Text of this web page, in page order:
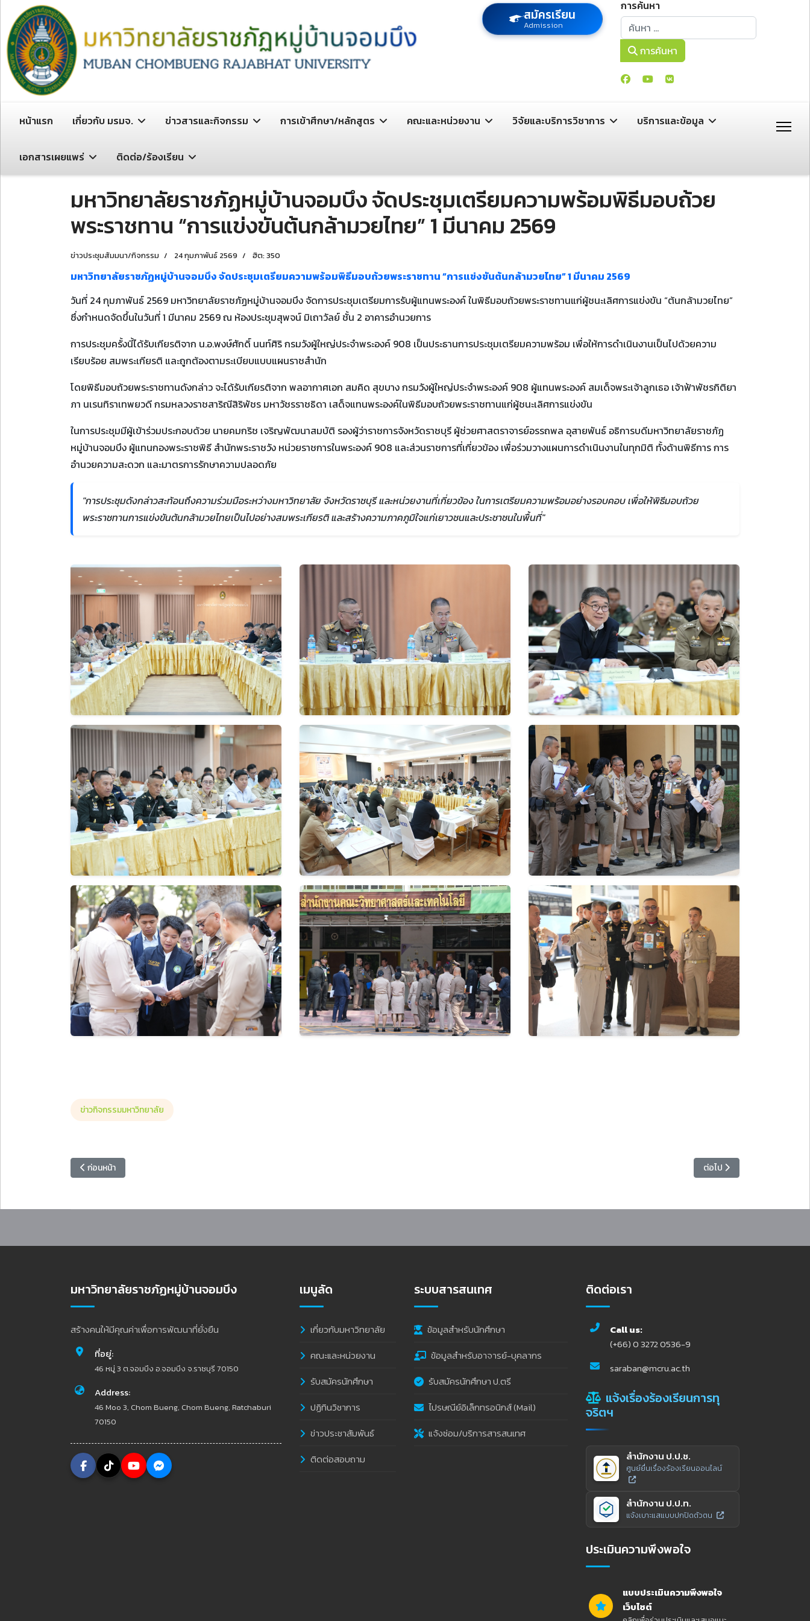
สมัครเรียน
Admission
การค้นหา
การค้นหา
การค้นหา
หน้าแรก เกี่ยวกับ มรมจ. ข่าวสารและกิจกรรม การเข้าศึกษา/หลักสูตร คณะและหน่วยงาน วิจัยและบริการวิชาการ บริการและข้อมูล
เอกสารเผยแพร่ ติดต่อ/ร้องเรียน
มหาวิทยาลัยราชภัฏหมู่บ้านจอมบึง จัดประชุมเตรียมความพร้อมพิธีมอบถ้วย
พระราชทาน “การแข่งขันต้นกล้ามวยไทย” 1 มีนาคม 2569
ข่าวประชุมสัมมนา/กิจกรรม 24 กุมภาพันธ์ 2569 ฮิต: 350
มหาวิทยาลัยราชภัฏหมู่บ้านจอมบึง จัดประชุมเตรียมความพร้อมพิธีมอบถ้วยพระราชทาน “การแข่งขันต้นกล้ามวยไทย” 1 มีนาคม 2569
วันที่ 24 กุมภาพันธ์ 2569 มหาวิทยาลัยราชภัฏหมู่บ้านจอมบึง จัดการประชุมเตรียมการรับผู้แทนพระองค์ ในพิธีมอบถ้วยพระราชทานแก่ผู้ชนะเลิศการแข่งขัน “ต้นกล้ามวยไทย”
ซึ่งกำหนดจัดขึ้นในวันที่ 1 มีนาคม 2569 ณ ห้องประชุมสุพจน์ มิเถาวัลย์ ชั้น 2 อาคารอำนวยการ
การประชุมครั้งนี้ได้รับเกียรติจาก น.อ.พงษ์ศักดิ์ นนท์ศิริ กรมวังผู้ใหญ่ประจำพระองค์ 908 เป็นประธานการประชุมเตรียมความพร้อม เพื่อให้การดำเนินงานเป็นไปด้วยความ
เรียบร้อย สมพระเกียรติ และถูกต้องตามระเบียบแบบแผนราชสำนัก
โดยพิธีมอบถ้วยพระราชทานดังกล่าว จะได้รับเกียรติจาก พลอากาศเอก สมคิด สุขบาง กรมวังผู้ใหญ่ประจำพระองค์ 908 ผู้แทนพระองค์ สมเด็จพระเจ้าลูกเธอ เจ้าฟ้าพัชรกิติยา
ภา นเรนทิราเทพยวดี กรมหลวงราชสาริณีสิริพัชร มหาวัชรราชธิดา เสด็จแทนพระองค์ในพิธีมอบถ้วยพระราชทานแก่ผู้ชนะเลิศการแข่งขัน
ในการประชุมมีผู้เข้าร่วมประกอบด้วย นายคมกริช เจริญพัฒนาสมบัติ รองผู้ว่าราชการจังหวัดราชบุรี ผู้ช่วยศาสตราจารย์อรรถพล อุสายพันธ์ อธิการบดีมหาวิทยาลัยราชภัฏ
หมู่บ้านจอมบึง ผู้แทนกองพระราชพิธี สำนักพระราชวัง หน่วยราชการในพระองค์ 908 และส่วนราชการที่เกี่ยวข้อง เพื่อร่วมวางแผนการดำเนินงานในทุกมิติ ทั้งด้านพิธีการ การ
อำนวยความสะดวก และมาตรการรักษาความปลอดภัย
"การประชุมดังกล่าวสะท้อนถึงความร่วมมือระหว่างมหาวิทยาลัย จังหวัดราชบุรี และหน่วยงานที่เกี่ยวข้อง ในการเตรียมความพร้อมอย่างรอบคอบ เพื่อให้พิธีมอบถ้วย
พระราชทานการแข่งขันต้นกล้ามวยไทยเป็นไปอย่างสมพระเกียรติ และสร้างความภาคภูมิใจแก่เยาวชนและประชาชนในพื้นที่"
ข่าวกิจกรรมมหาวิทยาลัย
เนื้อหาก่อนหน้า: สถาบันวิจัยและพัฒนา ประชุมเตรียมความพร้อมจัดงานประชุมวิชาการระดับชาติ “ราชภัฏหมู่บ้านจอมบึงวิจัย” ครั้งที่ 14
ก่อนหน้า เนื้อหาถัดไป: กองพัฒนานักศึก
ต่อไป
มหาวิทยาลัยราชภัฏหมู่บ้านจอมบึง
สร้างคนให้มีคุณค่าเพื่อการพัฒนาที่ยั่งยืน
ที่อยู่:
46 หมู่ 3 ต.จอมบึง อ.จอมบึง จ.ราชบุรี 70150
Address:
46 Moo 3, Chom Bueng, Chom Bueng, Ratchaburi
70150
เมนูลัด
เกี่ยวกับมหาวิทยาลัย
คณะและหน่วยงาน
รับสมัครนักศึกษา
ปฏิทินวิชาการ
ข่าวประชาสัมพันธ์
ติดต่อสอบถาม
ระบบสารสนเทศ
ข้อมูลสำหรับนักศึกษา
ข้อมูลสำหรับอาจารย์-บุคลากร
รับสมัครนักศึกษา ป.ตรี
ไปรษณีย์อิเล็กทรอนิกส์ (Mail)
แจ้งซ่อม/บริการสารสนเทศ
ติดต่อเรา
Call us:
(+66) 0 3272 0536-9
saraban@mcru.ac.th
แจ้งเรื่องร้องเรียนการทุ
จริตฯ
สำนักงาน ป.ป.ช.
ศูนย์ยื่นเรื่องร้องเรียนออนไลน์
สำนักงาน ป.ป.ท.
แจ้งเบาะแสแบบปกปิดตัวตน
ประเมินความพึงพอใจ
แบบประเมินความพึงพอใจ
เว็บไซต์